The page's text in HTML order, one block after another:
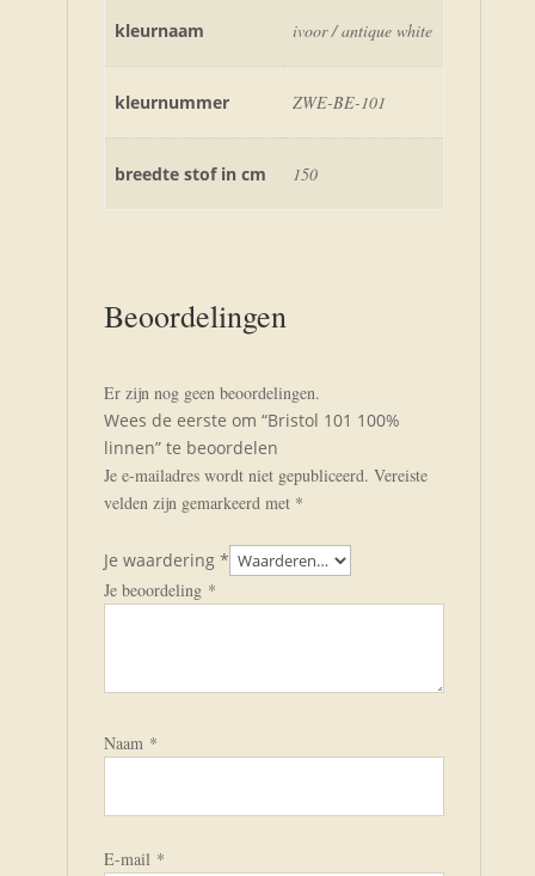
kleurnaam ivoor / antique white
kleurnummer ZWE-BE-101
breedte stof in cm 150
Beoordelingen
Er zijn nog geen beoordelingen.
Wees de eerste om “Bristol 101 100%
linnen” te beoordelen
Je e-mailadres wordt niet gepubliceerd. Vereiste
velden zijn gemarkeerd met *
Je waardering *
Je beoordeling *
Naam *
E-mail *